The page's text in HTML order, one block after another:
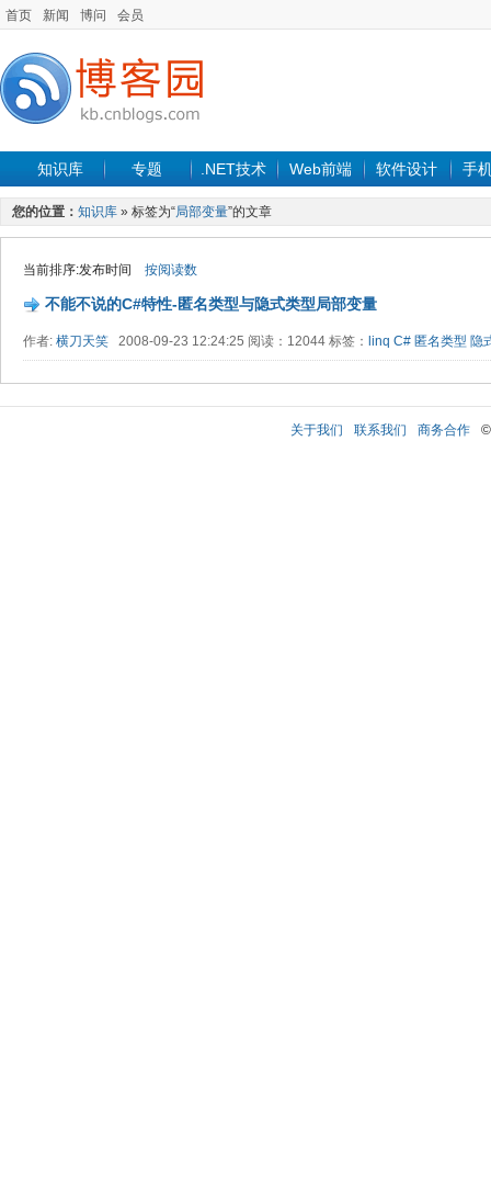
首页 新闻 博问 会员
知识库 专题 .NET技术 Web前端 软件设计 手
您的位置： 知识库 » 标签为“局部变量”的文章
当前排序:发布时间 按阅读数
不能不说的C#特性-匿名类型与隐式类型局部变量
作者: 横刀天笑 2008-09-23 12:24:25 阅读：12044 标签： linq C# 匿名类型 隐
关于我们 联系我们 商务合作